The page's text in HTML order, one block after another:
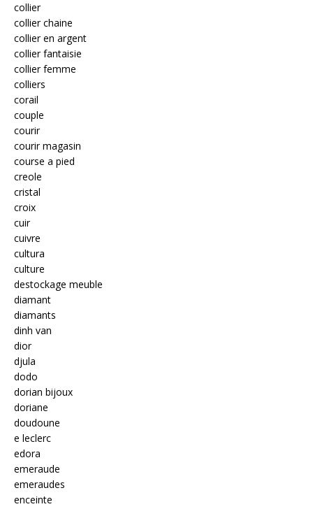
collier
collier chaine
collier en argent
collier fantaisie
collier femme
colliers
corail
couple
courir
courir magasin
course a pied
creole
cristal
croix
cuir
cuivre
cultura
culture
destockage meuble
diamant
diamants
dinh van
dior
djula
dodo
dorian bijoux
doriane
doudoune
e leclerc
edora
emeraude
emeraudes
enceinte